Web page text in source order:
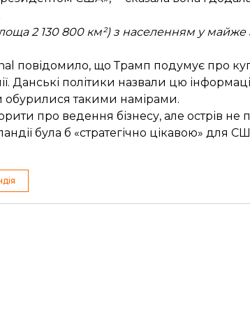
2 130 800 км²) з населенням у
повідомило, що Трамп подумує про
Данські політики назвали цю
обурилися такими намірами.
про ведення бізнесу, але острів не
була б «стратегічно цікавою» для